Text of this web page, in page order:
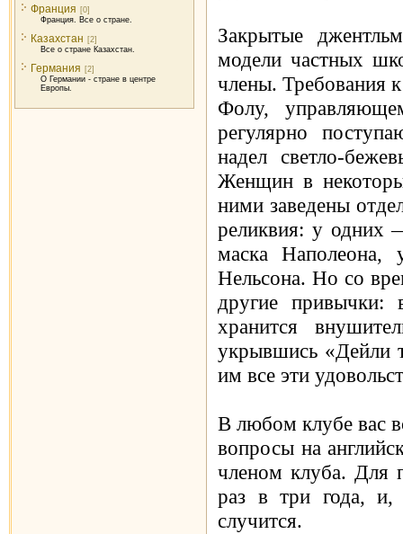
Франция [0]
Франция. Все о стране.
Казахстан [2]
Все о стране Казахстан.
Германия [2]
О Германии - стране в центре
Европы.
Закрытые
модели частных
члены. Требования
Фолу,
регулярно
надел светло-
Женщин в
ними заведены
реликвия: у одних
маска Наполеона,
Нельсона. Но со
другие привычки:
хранится
укрывшись «Дейли
им все эти
В любом клубе вас
вопросы на
членом клуба. Для
раз в три года,
случится.